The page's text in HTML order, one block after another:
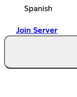
Spanish
Join Server